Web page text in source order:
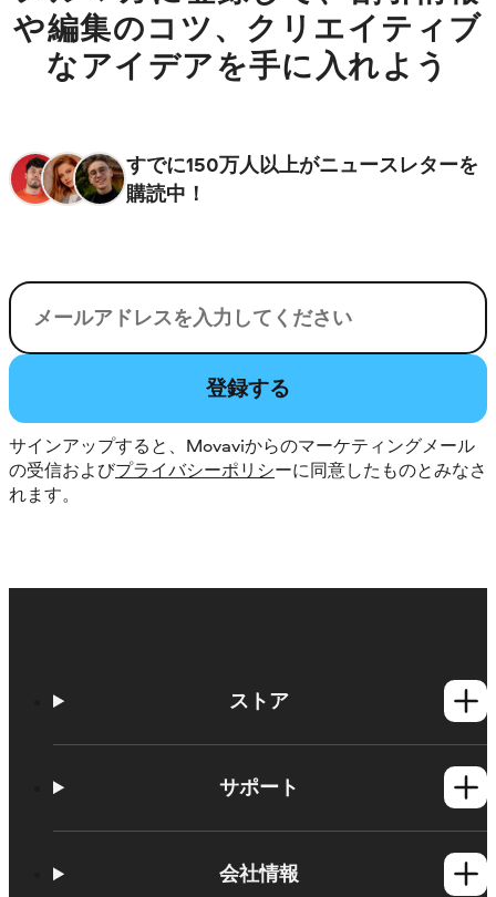
や編集のコツ、クリエイティブ
なアイデアを手に入れよう
すでに150万人以上がニュースレターを
購読中！
電子メール
登録する
サインアップすると、Movaviからのマーケティングメール
の受信およびプライバシーポリシーに同意したものとみなさ
れます。
ストア
Mac製品
サポート
使い方
会社情報